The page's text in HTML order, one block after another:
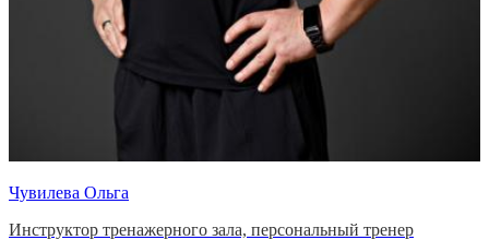
Чувилева Ольга
Инструктор тренажерного зала, персональный тренер